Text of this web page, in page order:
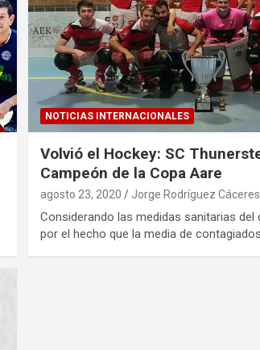
NOTICIAS INTERNACIONALES
Volvió el Hockey: SC
Campeón de la Copa Aare
agosto 23, 2020 Jorge Rodríguez Cáceres
Considerando las medidas sanitarias del
por el hecho que la media de